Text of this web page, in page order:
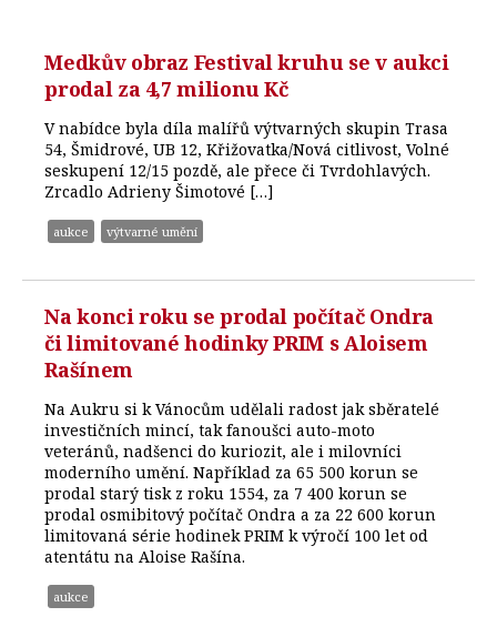
Medkův obraz Festival kruhu se v aukci
prodal za 4,7 milionu Kč
V nabídce byla díla malířů výtvarných skupin Trasa
54, Šmidrové, UB 12, Křižovatka/Nová citlivost, Volné
seskupení 12/15 pozdě, ale přece či Tvrdohlavých.
Zrcadlo Adrieny Šimotové […]
aukce výtvarné umění
Na konci roku se prodal počítač Ondra
či limitované hodinky PRIM s Aloisem
Rašínem
Na Aukru si k Vánocům udělali radost jak sběratelé
investičních mincí, tak fanoušci auto-moto
veteránů, nadšenci do kuriozit, ale i milovníci
moderního umění. Například za 65 500 korun se
prodal starý tisk z roku 1554, za 7 400 korun se
prodal osmibitový počítač Ondra a za 22 600 korun
limitovaná série hodinek PRIM k výročí 100 let od
atentátu na Aloise Rašína.
aukce